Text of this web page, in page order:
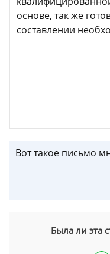
основе, так же
составлении
Вот такое письмо
Была ли эта